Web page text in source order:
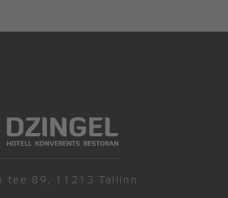
tee 89, 11213 Tallinn